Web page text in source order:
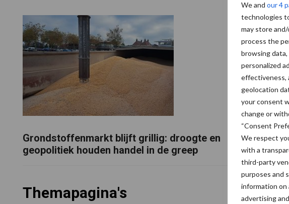
We and our 4
technologies
may store
process the
browsing
personalized
effectiveness,
geolocation
your consent
change or
“Consent
We respect
with a
third-party
purposes and
information on
advertising
Grondstoffenmarkt blijft grillig: droogte en
geopolitiek houden handel in de greep
De
Themapagina's